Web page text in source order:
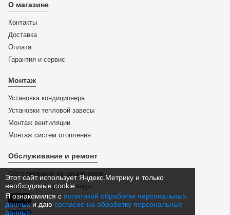
Этот сайт использует Яндекс.Метрику и только
необходимые cookie.
Я ознакомился с политикой обработки персональных
данныхи даю согласие на обработку персональных
данных.
О магазине
Контакты
Доставка
Оплата
Гарантия и сервис
Монтаж
Установка кондиционера
Установки тепловой завесы
Монтаж вентиляции
Монтаж систем отопления
Обслуживание и ремонт
Обслуживание кондиционеров
Замена фильтра для воды
Меню